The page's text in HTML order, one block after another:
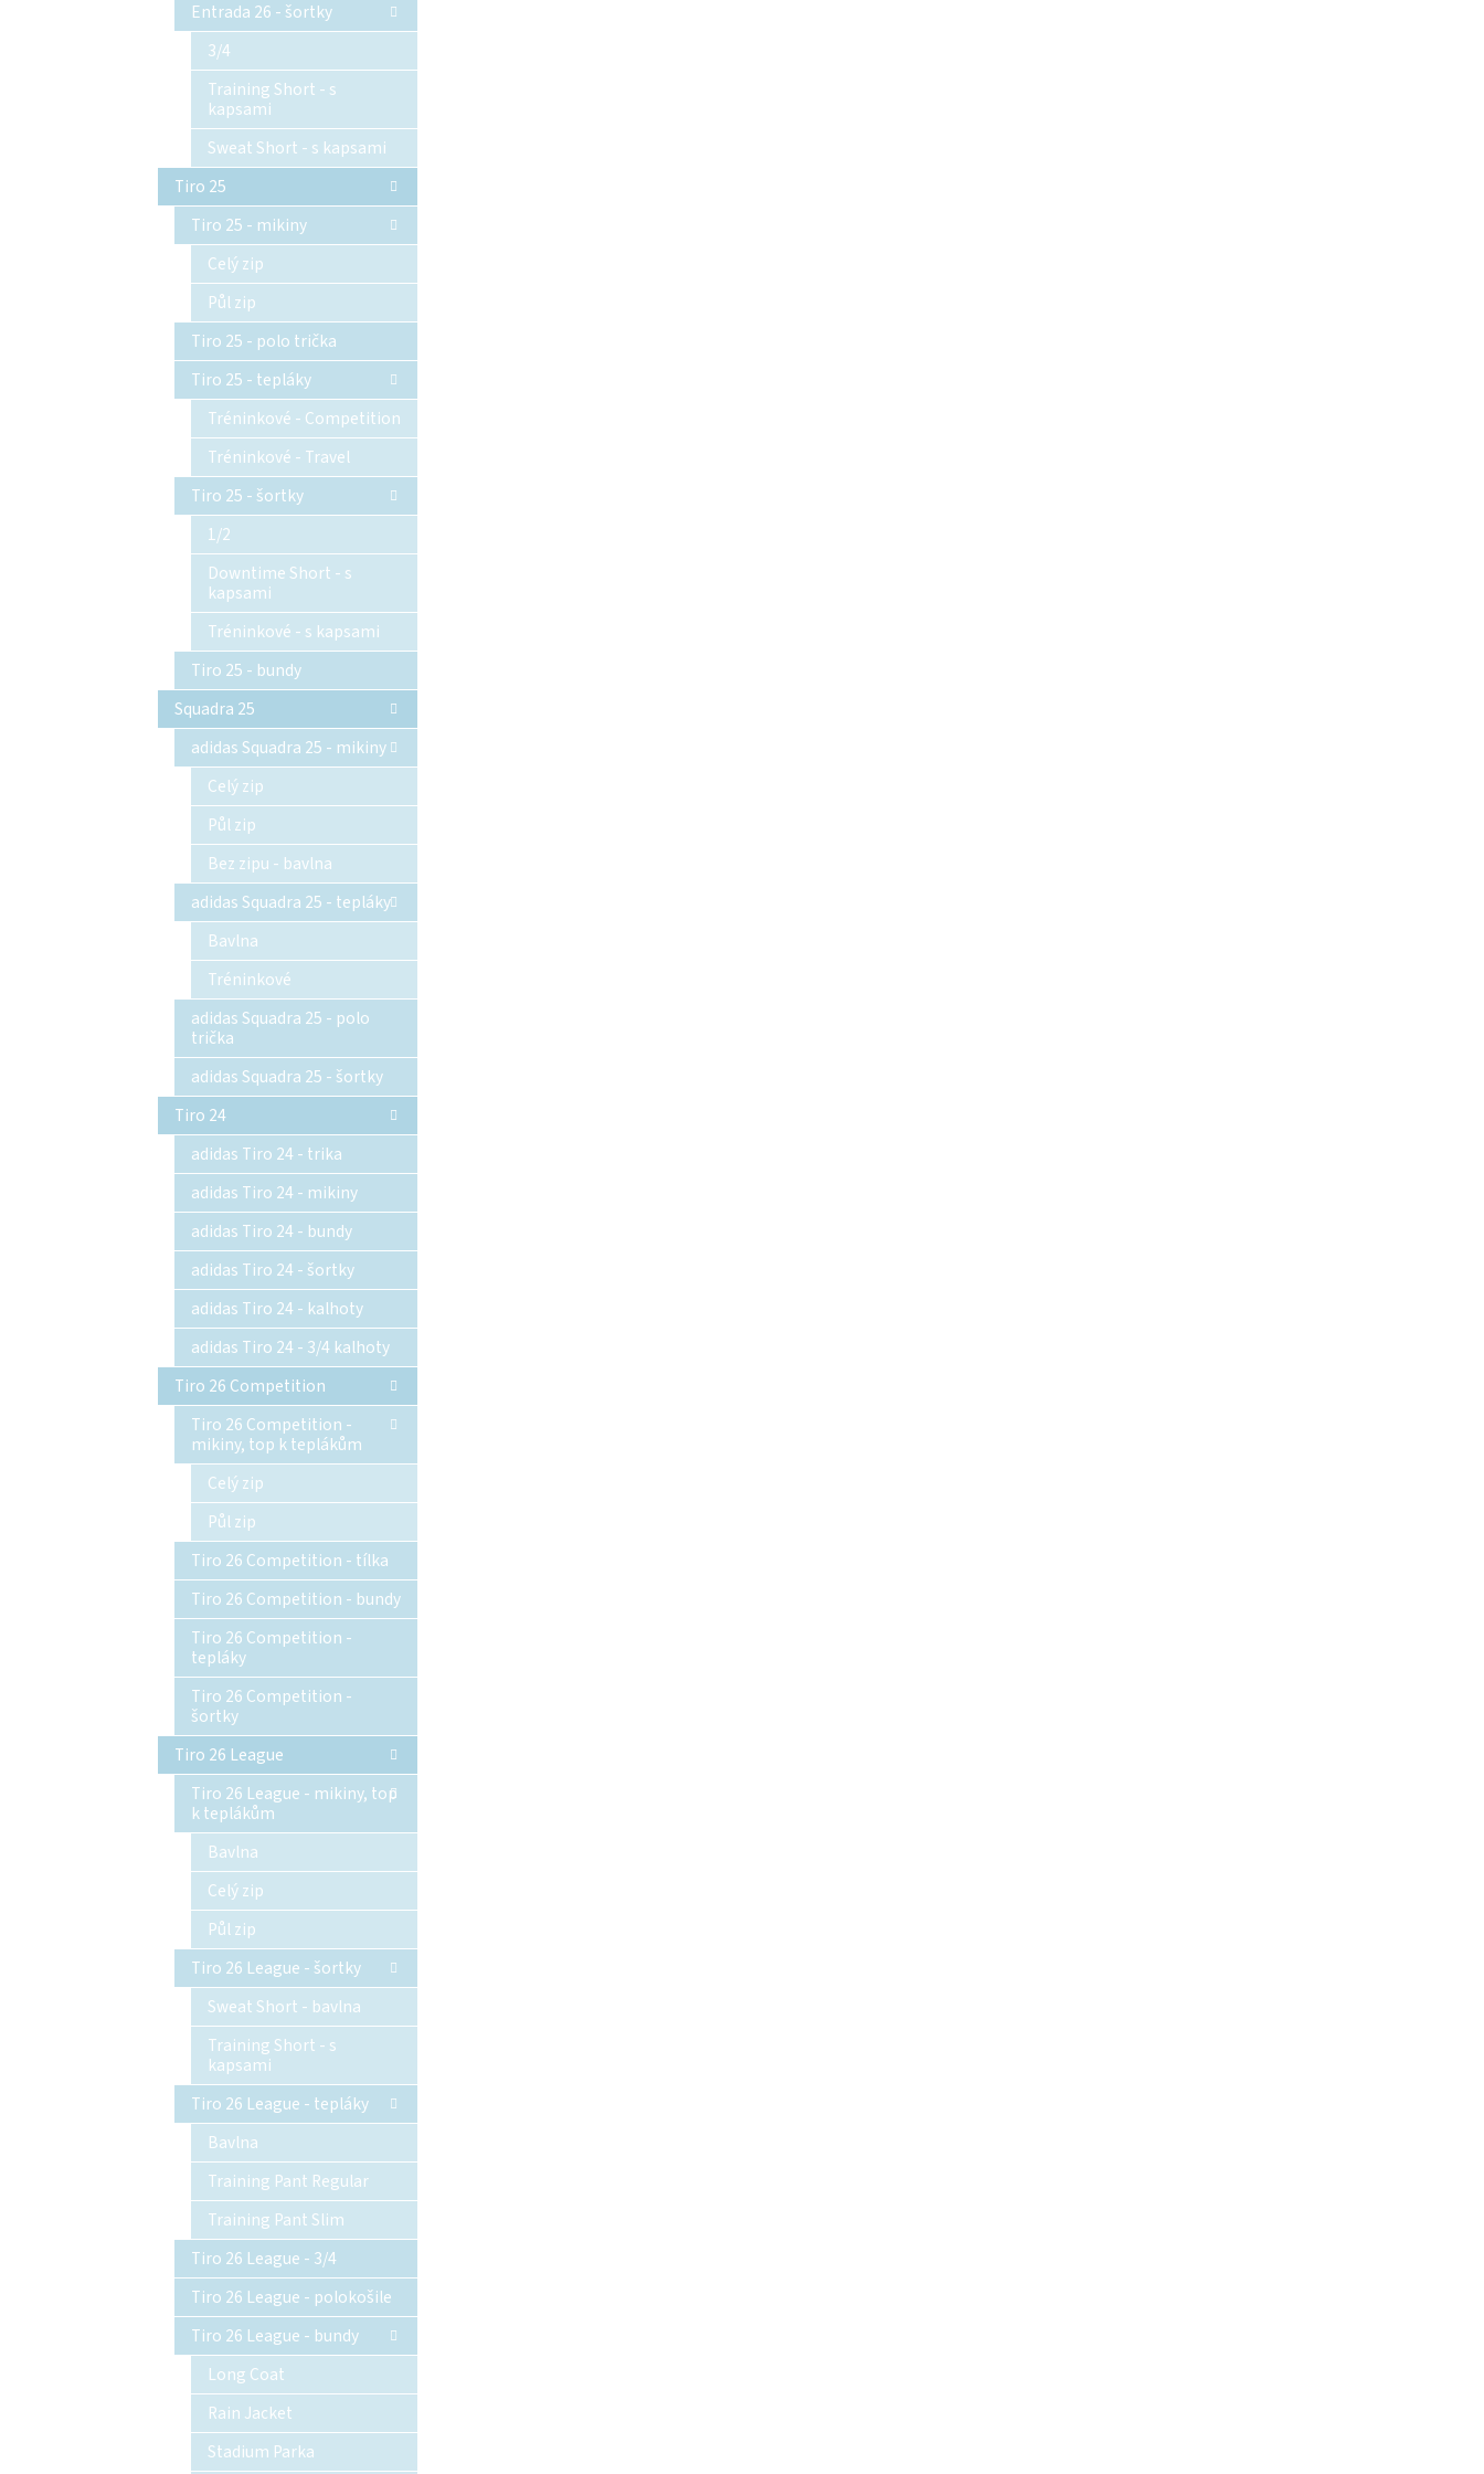
Entrada 26 - šortky
3/4
Training Short - s
kapsami
Sweat Short - s kapsami
Tiro 25
Tiro 25 - mikiny
Celý zip
Půl zip
Tiro 25 - polo trička
Tiro 25 - tepláky
Tréninkové - Competition
Tréninkové - Travel
Tiro 25 - šortky
1/2
Downtime Short - s
kapsami
Tréninkové - s kapsami
Tiro 25 - bundy
Squadra 25
adidas Squadra 25 - mikiny
Celý zip
Půl zip
Bez zipu - bavlna
adidas Squadra 25 - tepláky
Bavlna
Tréninkové
adidas Squadra 25 - polo
trička
adidas Squadra 25 - šortky
Tiro 24
adidas Tiro 24 - trika
adidas Tiro 24 - mikiny
adidas Tiro 24 - bundy
adidas Tiro 24 - šortky
adidas Tiro 24 - kalhoty
adidas Tiro 24 - 3/4 kalhoty
Tiro 26 Competition
Tiro 26 Competition -
mikiny, top k teplákům
Celý zip
Půl zip
Tiro 26 Competition - tílka
Tiro 26 Competition - bundy
Tiro 26 Competition -
tepláky
Tiro 26 Competition -
šortky
Tiro 26 League
Tiro 26 League - mikiny, top
k teplákům
Bavlna
Celý zip
Půl zip
Tiro 26 League - šortky
Sweat Short - bavlna
Training Short - s
kapsami
Tiro 26 League - tepláky
Bavlna
Training Pant Regular
Training Pant Slim
Tiro 26 League - 3/4
Tiro 26 League - polokošile
Tiro 26 League - bundy
Long Coat
Rain Jacket
Stadium Parka